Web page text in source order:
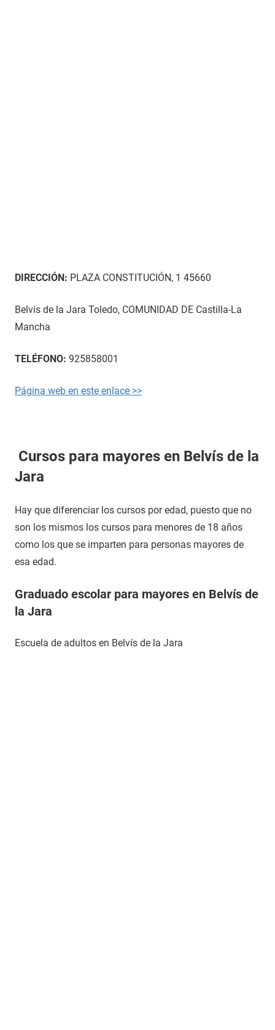
DIRECCIÓN: PLAZA CONSTITUCIÓN, 1 45660
Belvís de la Jara Toledo, COMUNIDAD DE Castilla-La
Mancha
TELÉFONO: 925858001
Página web en este enlace >>
Cursos para mayores en Belvís de la
Jara
Hay que diferenciar los cursos por edad, puesto que no
son los mismos los cursos para menores de 18 años
como los que se imparten para personas mayores de
esa edad.
Graduado escolar para mayores en Belvís de
la Jara
Escuela de adultos en Belvís de la Jara